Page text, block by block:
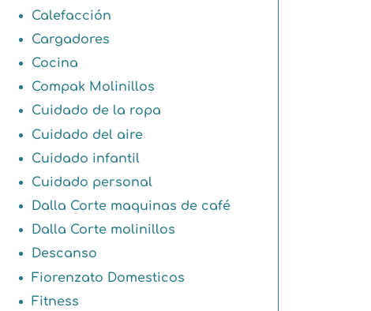
Calefacción
Cargadores
Cocina
Compak Molinillos
Cuidado de la ropa
Cuidado del aire
Cuidado infantil
Cuidado personal
Dalla Corte maquinas de café
Dalla Corte molinillos
Descanso
Fiorenzato Domesticos
Fitness